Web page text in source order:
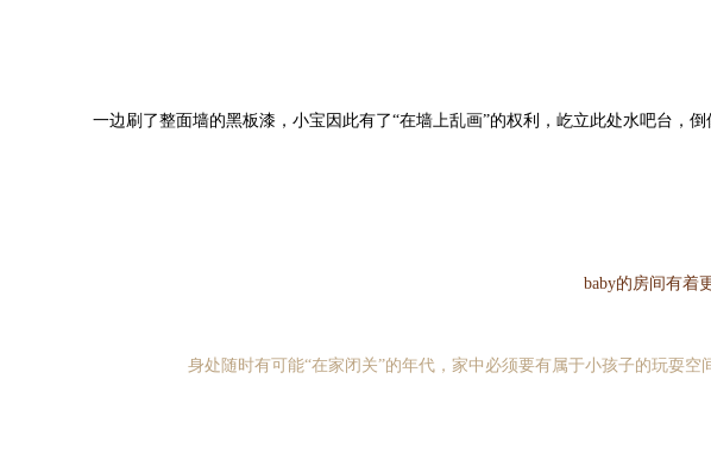
一边刷了整面墙的黑板漆，小宝因此有了“在墙上乱画”的权利，屹立此处水吧台
baby的房间有着
身处随时有可能“在家闭关”的年代，家中必须要有属于小孩子的玩耍